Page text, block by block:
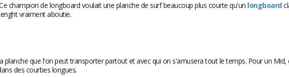
champion de longboard voulait une planche de surfbeaucoup plus courte qu'un longboard
vraiment aboutie.
planche que l'on peut transporter partout et avec qui on s'amusera tout le temps. Pour un
des courbes longues.